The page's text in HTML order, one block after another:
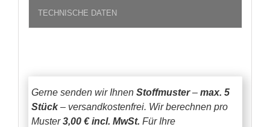
TECHNISCHE DATEN
Gerne senden wir Ihnen Stoffmuster– max. 5
Stück– versandkostenfrei. Wir berechnen pro
Muster3,00 € incl. MwSt. Für Ihre